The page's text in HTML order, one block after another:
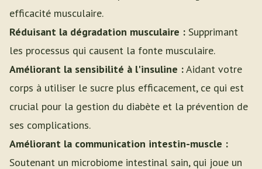
efficacité musculaire.
Réduisant la dégradation musculaire : Supprimant
les processus qui causent la fonte musculaire.
Améliorant la sensibilité à l'insuline :Aidant votre
corps à utiliser le sucre plus efficacement, ce qui est
crucial pour la gestion du diabète et la prévention de
ses complications.
Améliorant la communication intestin-muscle :
Soutenant un microbiome intestinal sain, qui joue un